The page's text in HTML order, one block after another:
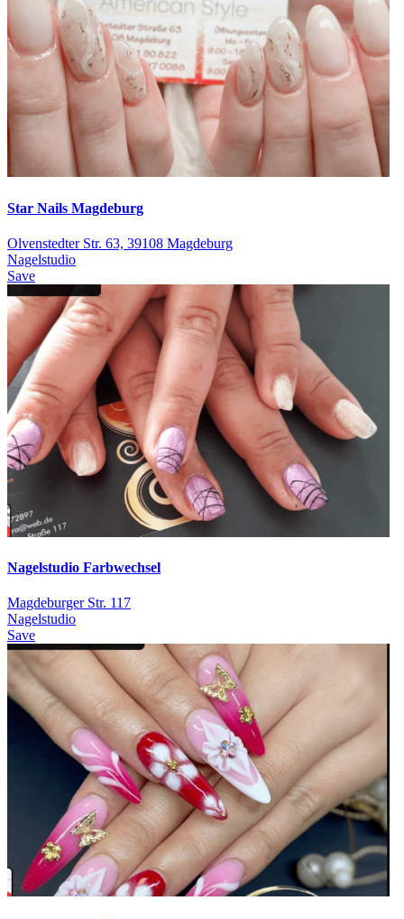
Star Nails Magdeburg
Olvenstedter Str. 63, 39108 Magdeburg
Nagelstudio
Save
Nagelstudio Farbwechsel
Magdeburger Str. 117
Nagelstudio
Save